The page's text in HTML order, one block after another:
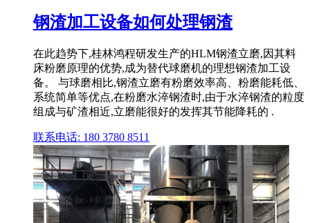
钢渣加工设备如何处理钢渣
在此趋势下,桂林鸿程研发生产的HLM钢渣立磨,因其料
床粉磨原理的优势,成为替代球磨机的理想钢渣加工设
备。 与球磨相比,钢渣立磨有粉磨效率高、粉磨能耗低、
系统简单等优点,在粉磨水淬钢渣时,由于水淬钢渣的粒度
组成与矿渣相近,立磨能很好的发挥其节能降耗的 .
联系电话: 180 3780 8511